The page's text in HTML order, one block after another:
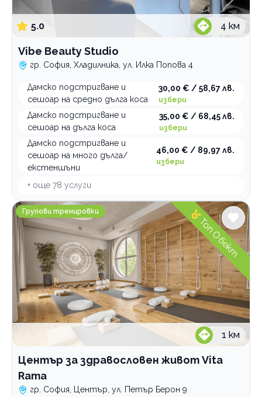
5.0 4 км
Vibe Beauty Studio
гр. София, Хладилника, ул. Илка Попова 4
Дамско подстригване и
сешоар на средно дълга коса
30,00 € / 58,67 лв.
избери
Дамско подстригване и
сешоар на дълга коса
35,00 € / 68,45 лв.
избери
Дамско подстригване и
сешоар на много дълга/
екстеншъни
46,00 € / 89,97 лв.
избери
+ още 78 услуги
Център за здравословен живот Vita Rama
Групови тренировки
1 км
Център за здравословен живот Vita
Rama
гр. София, Център, ул. Петър Берон 9
Топ Обект